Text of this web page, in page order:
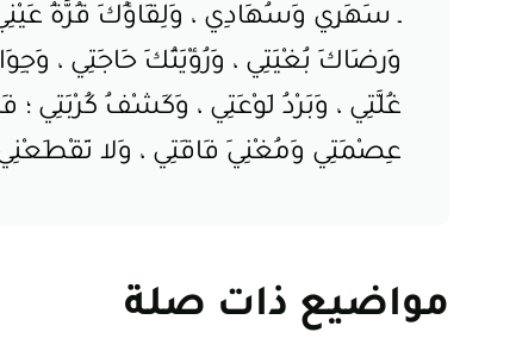
ـ سَهَرِي وَسُهَادِي ، وَلِقَاؤُكَ قُرَّةُ
وَرِضَاكَ بُغْيَتِي ، وَرُؤْيَتُكَ حَاجَتِي ،
غُلَّتِي ، وَبَرْدُ لَوْعَتِي ، وَكَشْفُ كُرْبَتِي ؛
عِصْمَتِي وَمُغْنِيَ فَاقَتِي ، وَلا تَقْطَعْنِي
مواضيع ذات صلة